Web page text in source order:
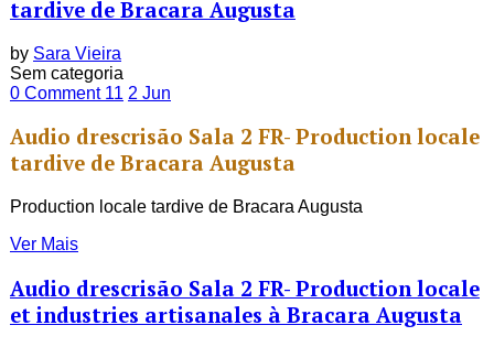
tardive de Bracara Augusta
by Sara Vieira
Sem categoria
0 Comment 11 2 Jun
Audio drescrisão Sala 2 FR- Production locale
tardive de Bracara Augusta
Production locale tardive de Bracara Augusta
Ver Mais
Audio drescrisão Sala 2 FR- Production locale
et industries artisanales à Bracara Augusta